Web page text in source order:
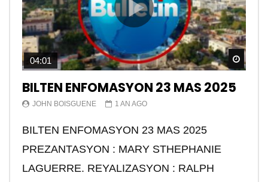
04:01
BILTEN ENFOMASYON 23 MAS 2025
JOHN BOISGUENE 1 AN AGO
BILTEN ENFOMASYON 23 MAS 2025
PREZANTASYON : MARY STHEPHANIE
LAGUERRE. REYALIZASYON : RALPH